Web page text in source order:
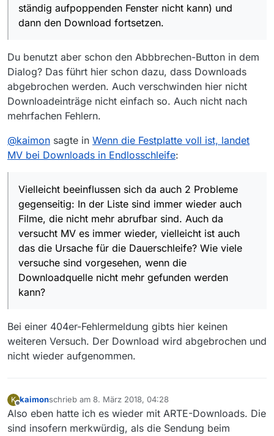
ständig aufpoppenden Fenster nicht kann) und
dann den Download fortsetzen.
Du benutzt aber schon den Abbbrechen-Button in dem
Dialog? Das führt hier schon dazu, dass Downloads
abgebrochen werden. Auch verschwinden hier nicht
Downloadeinträge nicht einfach so. Auch nicht nach
mehrfachen Fehlern.
@kaimon sagte in Wenn die Festplatte voll ist, landet
MV bei Downloads in Endlosschleife:
Vielleicht beeinflussen sich da auch 2 Probleme
gegenseitig: In der Liste sind immer wieder auch
Filme, die nicht mehr abrufbar sind. Auch da
versucht MV es immer wieder, vielleicht ist auch
das die Ursache für die Dauerschleife? Wie viele
versuche sind vorgesehen, wenn die
Downloadquelle nicht mehr gefunden werden
kann?
Bei einer 404er-Fehlermeldung gibts hier keinen
weiteren Versuch. Der Download wird abgebrochen und
nicht wieder aufgenommen.
K
Offline
kaimonschrieb am 8. März 2018, 04:28
zuletzt editiert von
Also eben hatte ich es wieder mit ARTE-Downloads. Die
sind insofern merkwürdig, als die Sendung beim